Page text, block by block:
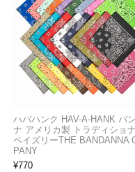
ハバハンク HAV-A-HANK バ
ナ アメリカ製 トラディショ
ペイズリーTHE BANDANNA
PANY
¥770